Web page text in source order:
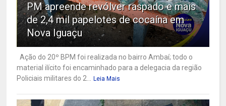
PM apreende revólver raspado e mais
de 2,4 mil papelotes de cocaína em
Nova Iguaçu
Ação do 20º BPM foi realizada no bairro Ambaí; todo o
material ilícito foi encaminhado para a delegacia da região
Policiais militares do 2... Leia Mais